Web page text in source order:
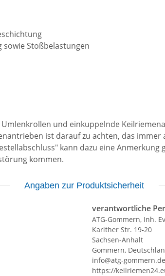
sowie Stoßbelastungen
und einkuppelnde
ist darauf zu achten, das
kann dazu eine
kommen.
Angaben zur Produktsicherheit
verantwortliche
ATG-Gommern, Inh.
Karither Str. 19-20
Sachsen-Anhalt
Gommern,
info@atg-gommern.de
https://